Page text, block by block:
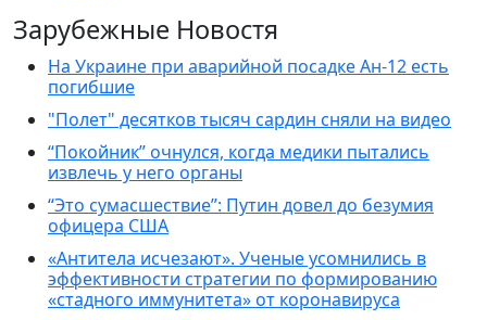
Зарубежные Новостя
На Украине при аварийной посадке Ан-12 есть
погибшие
"Полет" десятков тысяч сардин сняли на видео
“Покойник” очнулся, когда медики пытались
извлечь у него органы
“Это сумасшествие”: Путин довел до безумия
офицера США
«Антитела исчезают». Ученые усомнились в
эффективности стратегии по формированию
«стадного иммунитета» от коронавируса